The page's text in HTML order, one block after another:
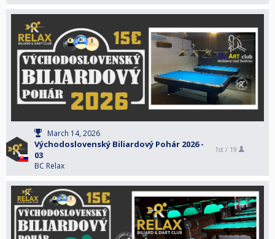
March 14, 2026
Východoslovenský Biliardový Pohár 2026 -
03
BC Relax
1st / 19